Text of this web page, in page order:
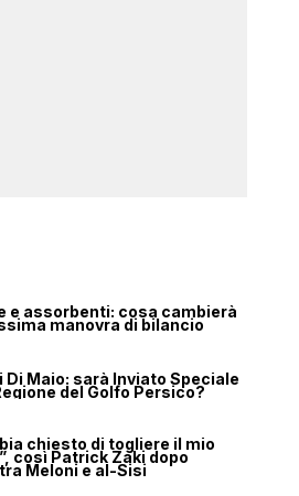
e assorbenti: cosa cambierà
manovra di bilancio
Di Maio: sarà Inviato Speciale
del Golfo Persico?
chiesto di togliere il mio
così Patrick Zaki dopo
Meloni e al-Sisi